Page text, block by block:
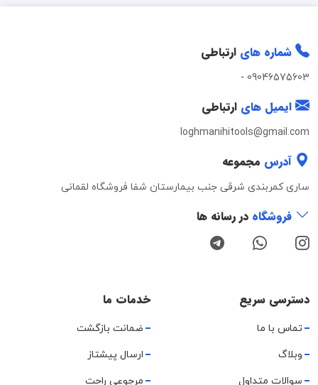
شماره های ارتباطی
09046575603
-
ایمیل های ارتباطی
loghmanihitools@gmail.com
آدرس مجموعه
ساری کمربندی شرقی جنب بیمارستان شفا فروشگاه لقمانی
فروشگاه در رسانه ها
دسترسی سریع
تماس با ما
وبلاگ
سوالات متداول
خدمات ما
ضمانت بازگشت
ارسال پیشتاز
مرجوعی راحت